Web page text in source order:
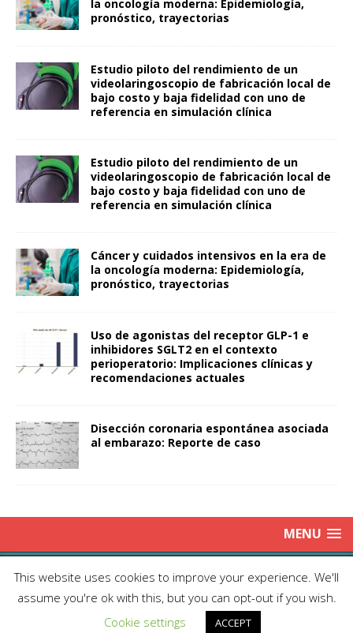
la oncología moderna: Epidemiología,
pronóstico, trayectorias
Estudio piloto del rendimiento de un
videolaringoscopio de fabricación local de
bajo costo y baja fidelidad con uno de
referencia en simulación clínica
Estudio piloto del rendimiento de un
videolaringoscopio de fabricación local de
bajo costo y baja fidelidad con uno de
referencia en simulación clínica
Cáncer y cuidados intensivos en la era de
la oncología moderna: Epidemiología,
pronóstico, trayectorias
Uso de agonistas del receptor GLP-1 e
inhibidores SGLT2 en el contexto
perioperatorio: Implicaciones clínicas y
recomendaciones actuales
Disección coronaria espontánea asociada
al embarazo: Reporte de caso
MENU
Copyright © 2025 | Publicación Oficial de la Sociedad de Médicos
Anestesiólogos de Chile| Enviar Email
| Producción: Editorial Iku
Ltda.| This work is licensed under Creative Commons Attribution 4.0
International
This website uses cookies to improve your experience. We'll
assume you're ok with this, but you can opt-out if you wish.
Cookie settings
ACCEPT